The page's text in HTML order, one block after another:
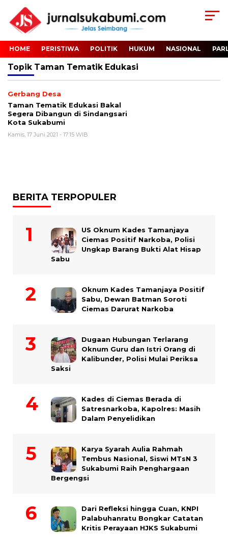
HOME PERISTIWA POLITIK HUKUM NASIONAL
Topik Taman Tematik Edukasi
Gerbang Desa
Taman Tematik Edukasi Bakal
Segera Dibangun di Sindangsari
Kota Sukabumi
Kamis, 17 Juni 2021 - 17:15 WIB
BERITA TERPOPULER
US Oknum Kades Tamanjaya
Ciemas Positif Narkoba, Polisi
Ungkap Barang Bukti Alat Hisap
Sabu
Oknum Kades Tamanjaya Positif
Sabu, Dewan Batman Soroti
Ciemas Darurat Narkoba
Dugaan Hubungan Terlarang
Oknum Guru dan Istri Orang di
Kalibunder, Polisi Mulai Periksa
Saksi
Kades di Ciemas Berada di
Satresnarkoba, Kapolres: Masih
Dalam Penyelidikan
Karya Syarah Aulia Rahmah
Tembus Nasional, Siswi MTsN 3
Sukabumi Raih Penghargaan
Bergengsi
Dari Refleksi hingga Cuan, KNPI
Palabuhanratu Bongkar Catatan
Kritis Perayaan HJKS Sukabumi